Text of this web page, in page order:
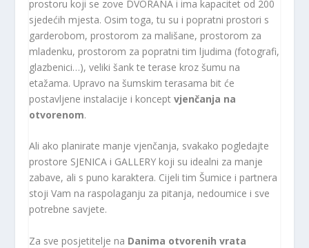
prostoru koji se zove DVORANA i ima kapacitet od 200
sjedećih mjesta. Osim toga, tu su i popratni prostori s
garderobom, prostorom za mališane, prostorom za
mladenku, prostorom za popratni tim ljudima (fotografi,
glazbenici…), veliki šank te terase kroz šumu na
etažama. Upravo na šumskim terasama bit će
postavljene instalacije i konceptvjenčanja na
otvorenom.
Ali ako planirate manje vjenčanja, svakako pogledajte
prostore SJENICA i GALLERY koji su idealni za manje
zabave, ali s puno karaktera. Cijeli tim Šumice i partnera
stoji Vam na raspolaganju za pitanja, nedoumice i sve
potrebne savjete.
Za sve posjetitelje na Danima otvorenih vrata